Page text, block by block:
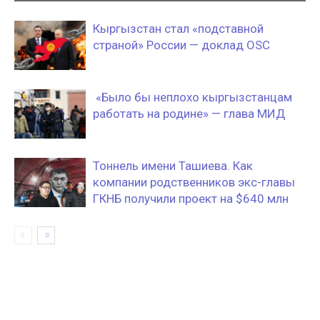
Кыргызстан стал «подставной
страной» России — доклад OSC
«Было бы неплохо кыргызстанцам
работать на родине» — глава МИД
Тоннель имени Ташиева. Как
компании родственников экс-главы
ГКНБ получили проект на $640 млн